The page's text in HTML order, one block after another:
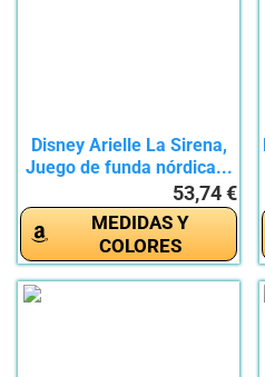
Disney Arielle La Sirena,
Juego de funda nórdica...
53,74 €
MEDIDAS Y
COLORES